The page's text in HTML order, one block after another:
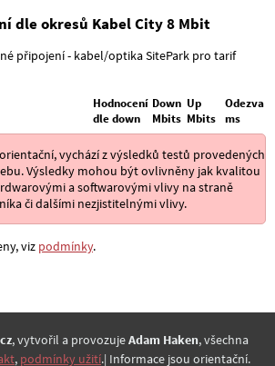
dle okresů Kabel City 8 Mbit
připojení - kabel/optika SitePark pro tarif
Hodnocení
dle down
Down
Mbits
Up
Mbits
Odezva
ms
vychází z výsledků testů provedených
Výsledky mohou být ovlivněny jak kvalitou
a softwarovými vlivy na straně
či dalšími nezjistitelnými vlivy.
viz podmínky.
, vytvořil a provozujeAdam Haken, všechna
, podmínky užití.| Informace jsou orientační.